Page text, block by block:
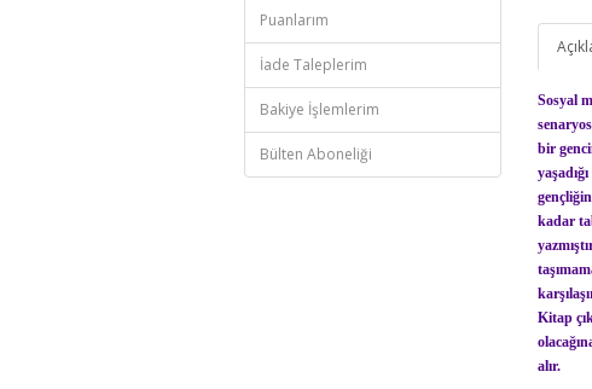
Puanlarım
İade Taleplerim
Bakiye İşlemlerim
Bülten Aboneliği
Sosyal
bir
kadar
Kitap
alır.